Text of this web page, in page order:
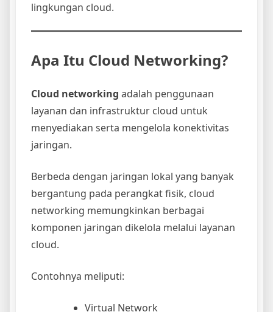
lingkungan cloud.
Apa Itu Cloud Networking?
Cloud networking adalah penggunaan
layanan dan infrastruktur cloud untuk
menyediakan serta mengelola konektivitas
jaringan.
Berbeda dengan jaringan lokal yang banyak
bergantung pada perangkat fisik, cloud
networking memungkinkan berbagai
komponen jaringan dikelola melalui layanan
cloud.
Contohnya meliputi:
Virtual Network